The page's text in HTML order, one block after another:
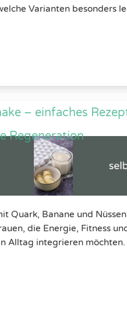
Varianten besonders
– einfaches
Regeneration
Quark, Banane und
die Energie, Fitness
Alltag integrieren möchten.